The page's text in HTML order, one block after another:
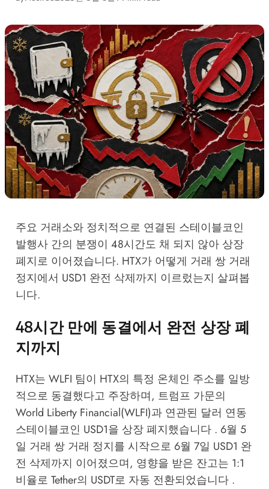
주요 거래소와 정치적으로 연결된 스테이블코인
발행사 간의 분쟁이 48시간도 채 되지 않아 상장
폐지로 이어졌습니다. HTX가 어떻게 거래 쌍 거래
정지에서 USD1 완전 삭제까지 이르렀는지 살펴봅
니다.
48시간 만에 동결에서 완전 상장 폐
지까지
HTX는 WLFI 팀이 HTX의 특정 온체인 주소를 일방
적으로 동결했다고 주장하며, 트럼프 가문의
World Liberty Financial(WLFI)과 연관된 달러 연동
스테이블코인 USD1을 상장 폐지했습니다 . 6월 5
일 거래 쌍 거래 정지를 시작으로 6월 7일 USD1 완
전 삭제까지 이어졌으며, 영향을 받은 잔고는 1:1
비율로 Tether의 USDT로 자동 전환되었습니다 .